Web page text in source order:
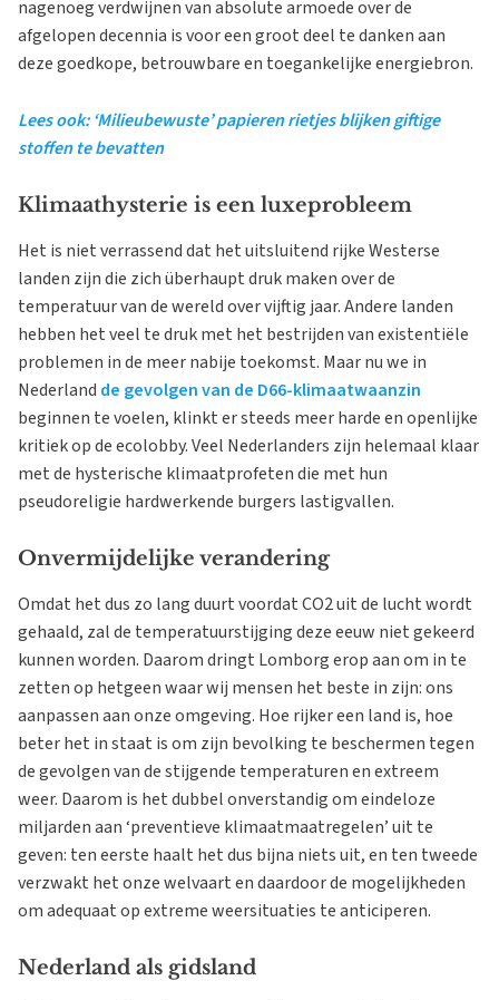
nagenoeg verdwijnen van absolute armoede over de
afgelopen decennia is voor een groot deel te danken aan
deze goedkope, betrouwbare en toegankelijke energiebron.
Lees ook: ‘Milieubewuste’ papieren rietjes blijken giftige
stoffen te bevatten
Klimaathysterie is een luxeprobleem
Het is niet verrassend dat het uitsluitend rijke Westerse
landen zijn die zich überhaupt druk maken over de
temperatuur van de wereld over vijftig jaar. Andere landen
hebben het veel te druk met het bestrijden van existentiële
problemen in de meer nabije toekomst. Maar nu we in
Nederland de gevolgen van de D66-klimaatwaanzin
beginnen te voelen, klinkt er steeds meer harde en openlijke
kritiek op de ecolobby. Veel Nederlanders zijn helemaal klaar
met de hysterische klimaatprofeten die met hun
pseudoreligie hardwerkende burgers lastigvallen.
Onvermijdelijke verandering
Omdat het dus zo lang duurt voordat CO2 uit de lucht wordt
gehaald, zal de temperatuurstijging deze eeuw niet gekeerd
kunnen worden. Daarom dringt Lomborg erop aan om in te
zetten op hetgeen waar wij mensen het beste in zijn: ons
aanpassen aan onze omgeving. Hoe rijker een land is, hoe
beter het in staat is om zijn bevolking te beschermen tegen
de gevolgen van de stijgende temperaturen en extreem
weer. Daarom is het dubbel onverstandig om eindeloze
miljarden aan ‘preventieve klimaatmaatregelen’ uit te
geven: ten eerste haalt het dus bijna niets uit, en ten tweede
verzwakt het onze welvaart en daardoor de mogelijkheden
om adequaat op extreme weersituaties te anticiperen.
Nederland als gidsland